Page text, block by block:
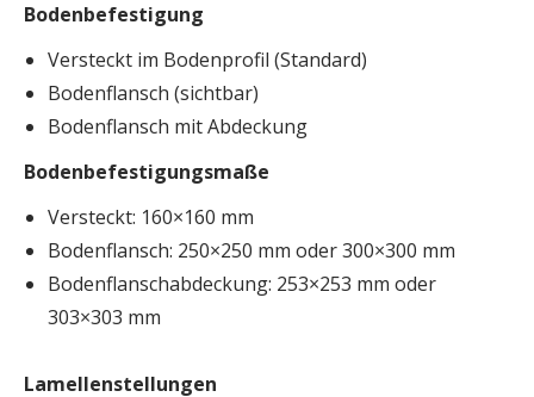
Bodenbefestigung
Versteckt im Bodenprofil (Standard)
Bodenflansch (sichtbar)
Bodenflansch mit Abdeckung
Bodenbefestigungsmaße
Versteckt: 160×160 mm
Bodenflansch: 250×250 mm oder 300×300 mm
Bodenflanschabdeckung: 253×253 mm oder
303×303 mm
Lamellenstellungen